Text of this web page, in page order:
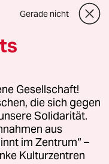
oder für Genehmigungen
Richtlinien
Gerade nicht
Gesellschaft!
die sich gegen
Solidarität.
aus
im Zentrum“ –
Kulturzentren